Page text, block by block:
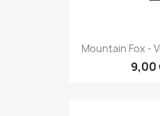
Mountain Fox -
9,00